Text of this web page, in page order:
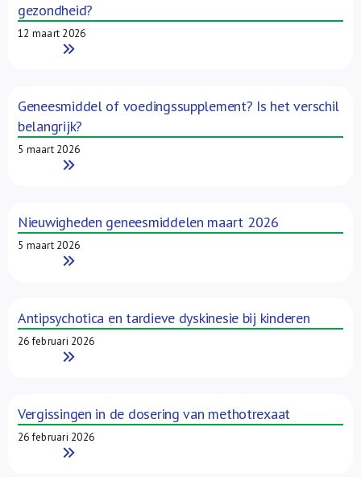
gezondheid?
12 maart 2026
Read More
Geneesmiddel of voedingssupplement? Is het verschil
belangrijk?
5 maart 2026
Read More
Nieuwigheden geneesmiddelen maart 2026
5 maart 2026
Read More
Antipsychotica en tardieve dyskinesie bij kinderen
26 februari 2026
Read More
Vergissingen in de dosering van methotrexaat
26 februari 2026
Read More